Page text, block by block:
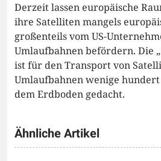
Derzeit lassen europäische
ihre Satelliten mangels
großenteils vom US-
Umlaufbahnen befördern. Die
ist für den Transport von
Umlaufbahnen wenige
dem Erdboden gedacht.
Ähnliche Artikel